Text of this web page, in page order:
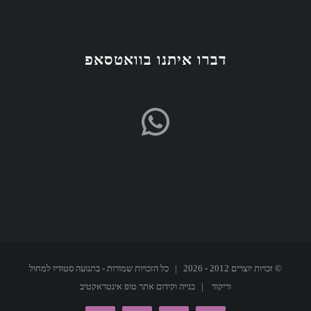
דברו איתנו בוואטסאפ
© זכויות יוצרים 2012 -
2026 | כל הזכויות שמורות - בתנועה סטודיו למחול
וריקוד | בנייה וקידום אתר טופ אינטראקטיב